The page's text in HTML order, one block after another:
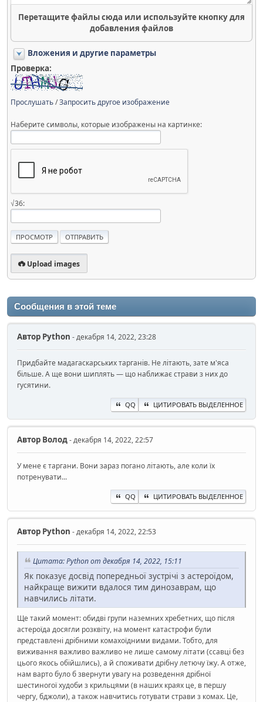
Перетащите файлы сюда или используйте кнопку для
добавления файлов
Вложения и другие параметры
Проверка:
Прослушать/Запросить другое изображение
Наберите символы, которые изображены на картинке:
√36:
Upload images
Сообщения в этой теме
Автор Python - декабря 14, 2022, 23:28
Придбайте мадагаскарських тарганів. Не літають, зате м'яса
більше. А ще вони шиплять — що наближає страви з них до
гусятини.
QQ ЦИТИРОВАТЬ ВЫДЕЛЕННОЕ
Автор Волод- декабря 14, 2022, 22:57
У мене є таргани. Вони зараз погано літають, але коли їх
потренувати...
QQ ЦИТИРОВАТЬ ВЫДЕЛЕННОЕ
Автор Python - декабря 14, 2022, 22:53
Цитата: Python от декабря 14, 2022, 15:11
Як показує досвід попередньої зустрічі з астероїдом,
найкраще вижити вдалося тим динозаврам, що
навчились літати.
Ще такий момент: обидві групи наземних хребетних, що після
астероїда досягли розквіту, на момент катастрофи були
представлені дрібними комахоїдними видами. Тобто, для
виживання важливо важливо не лише самому літати (ссавці без
цього якось обійшлись), а й споживати дрібну летючу їжу. А отже,
нам варто було б звернути увагу на розведення дрібної
шестиногої худоби з крильцями (в наших краях це, в першу
чергу, бджоли), а також навчитись готувати страви з комах. Це,